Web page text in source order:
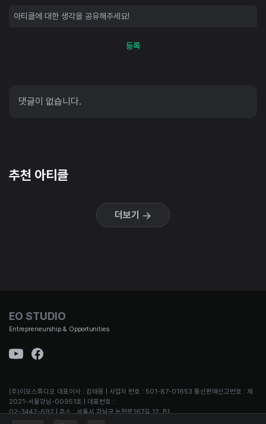
등록
댓글이 없습니다.
추천 아티클
더보기
EO STUDIO
Entrepreneurship & Opportunities
(주)이오스튜디오 대표이사 : 김태용 | 사업자 번호 : 501-87-01653 통신판매신고번호 : 제
2021-서울강남-00951호 | 대표번호 :
02-3442-692 | 주소 : 서울시 강남구 논현로167길 12, B1